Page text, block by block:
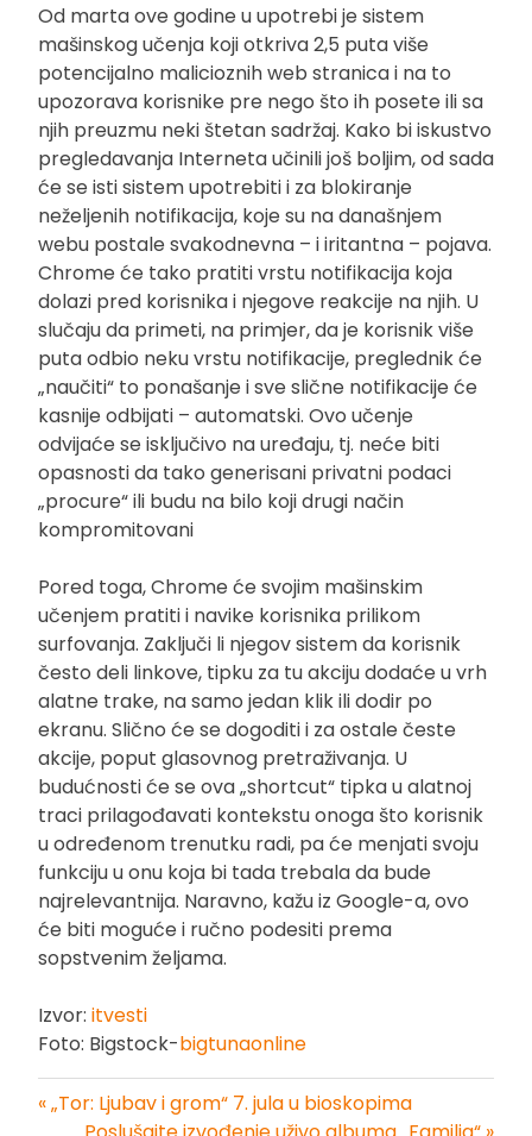
Od marta ove godine u upotrebi je sistem
mašinskog učenja koji otkriva 2,5 puta više
potencijalno malicioznih web stranica i na to
upozorava korisnike pre nego što ih posete ili sa
njih preuzmu neki štetan sadržaj. Kako bi iskustvo
pregledavanja Interneta učinili još boljim, od sada
će se isti sistem upotrebiti i za blokiranje
neželjenih notifikacija, koje su na današnjem
webu postale svakodnevna – i iritantna – pojava.
Chrome će tako pratiti vrstu notifikacija koja
dolazi pred korisnika i njegove reakcije na njih. U
slučaju da primeti, na primjer, da je korisnik više
puta odbio neku vrstu notifikacije, preglednik će
„naučiti“ to ponašanje i sve slične notifikacije će
kasnije odbijati – automatski. Ovo učenje
odvijaće se isključivo na uređaju, tj. neće biti
opasnosti da tako generisani privatni podaci
„procure“ ili budu na bilo koji drugi način
kompromitovani
Pored toga, Chrome će svojim mašinskim
učenjem pratiti i navike korisnika prilikom
surfovanja. Zaključi li njegov sistem da korisnik
često deli linkove, tipku za tu akciju dodaće u vrh
alatne trake, na samo jedan klik ili dodir po
ekranu. Slično će se dogoditi i za ostale česte
akcije, poput glasovnog pretraživanja. U
budućnosti će se ova „shortcut“ tipka u alatnoj
traci prilagođavati kontekstu onoga što korisnik
u određenom trenutku radi, pa će menjati svoju
funkciju u onu koja bi tada trebala da bude
najrelevantnija. Naravno, kažu iz Google-a, ovo
će biti moguće i ručno podesiti prema
sopstvenim željama.
Izvor: itvesti
Foto: Bigstock-bigtunaonline
« „Tor: Ljubav i grom“ 7. jula u bioskopima